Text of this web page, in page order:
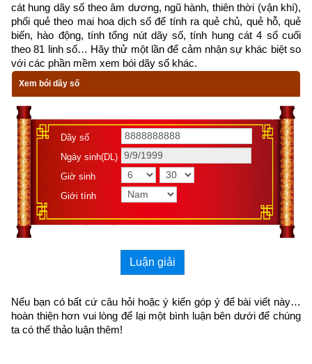
Được vầy, sinh tử luân hồi sớm ra.
168-9. Luôn tinh tấn không mê
lạc thú
Hạnh thanh cao, tu sĩ thường ghi
Trang nghiêm giới đức, hành trì
Hai đời hưởng phúc chỉ vì tu tâm.
170. Hãy quán tưởng trong đời
trần tục
Tử thần không thể lần đường
chân nhân.
cát hung dãy số theo âm dương, ngũ hành, thiên thời (vận khí),
phối quẻ theo mai hoa dịch số để tính ra quẻ chủ, quẻ hỗ, quẻ
biến, hào động, tính tổng nút dãy số, tính hung cát 4 số cuối
theo 81 linh số… Hãy thử một lần để cảm nhận sự khác biệt so
với các phần mềm xem bói dãy số khác.
Xem bói dãy số
Dãy số
Ngày sinh(DL)
Giờ sinh
Giới tính
Luận giải
Nếu bạn có bất cứ câu hỏi hoặc ý kiến góp ý để bài viết này…
hoàn thiện hơn vui lòng để lại một bình luận bên dưới để chúng
ta có thể thảo luận thêm!